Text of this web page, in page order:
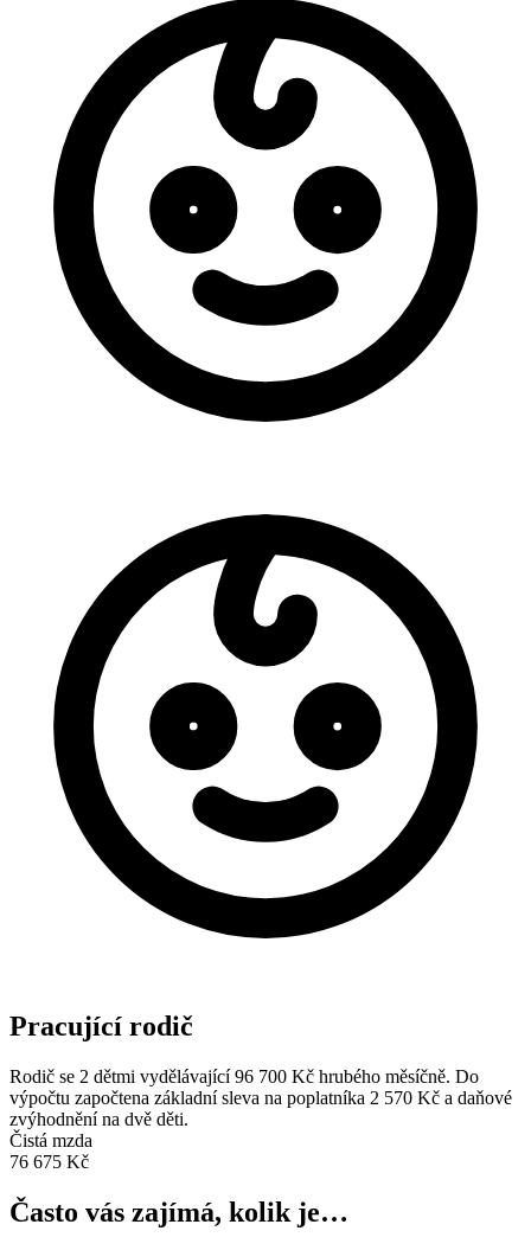
Pracující rodič
Rodič se 2 dětmi vydělávající 96 700 Kč hrubého měsíčně. Do
výpočtu započtena základní sleva na poplatníka 2 570 Kč a daňové
zvýhodnění na dvě děti.
Čistá mzda
76 675 Kč
Často vás zajímá, kolik je…